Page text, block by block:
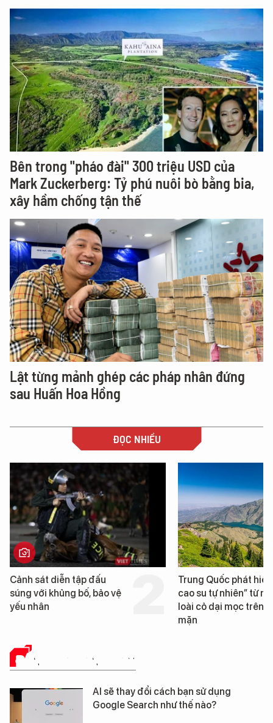
Bên trong "pháo đài" 300 triệu USD của
Mark Zuckerberg: Tỷ phú nuôi bò bằng bia,
xây hầm chống tận thế
Lật từng mảnh ghép các pháp nhân đứng
sau Huấn Hoa Hồng
ĐỌC NHIỀU
Trung Quốc phát hiện “mỏ
cao su tự nhiên” từ một
loài cỏ dại mọc trên đất
Loạt dự án bất
Đà Nẵng sắp
ĐÁNH GIÁ SẢN PHẨM
AI sẽ thay đổi cách bạn sử dụng
Google Search như thế nào?